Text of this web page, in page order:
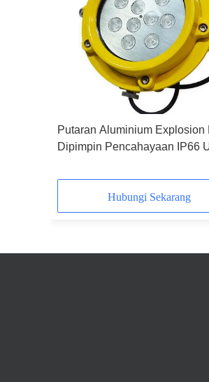
Putaran Aluminium Explosion
Dipimpin Pencahayaan IP66
Hubungi Sekarang